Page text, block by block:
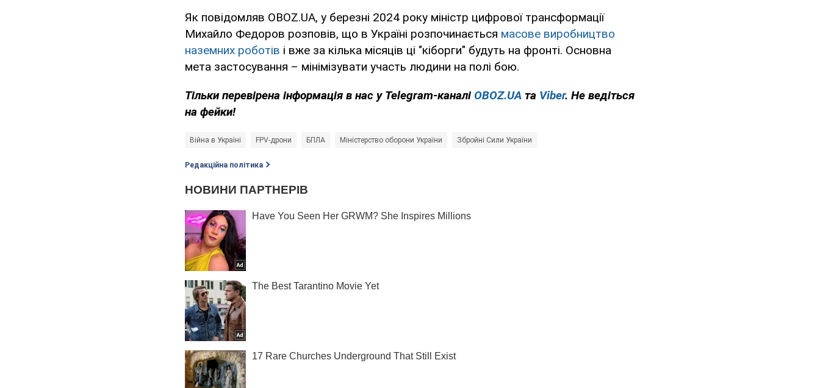
Як повідомляв OBOZ.UA, у березні 2024 року міністр цифрової трансформації
Михайло Федоров розповів, що в Україні розпочинається масове виробництво
наземних роботів і вже за кілька місяців ці "кіборги" будуть на фронті. Основна
мета застосування – мінімізувати участь людини на полі бою.
Тільки перевірена інформація в нас у Telegram-каналі OBOZ.UA та Viber. Не ведіться
на фейки!
Війна в Україні FPV-дрони БПЛА Міністерство оборони України Збройні Сили України
Редакційна політика